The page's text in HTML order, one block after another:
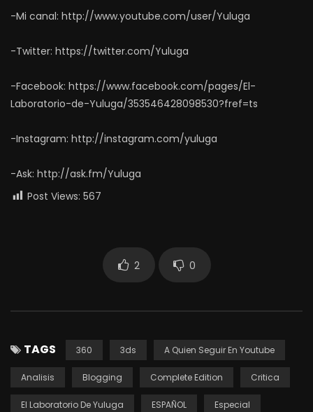
-Mi canal: http://www.youtube.com/user/Yuluga
-Twitter: https://twitter.com/Yuluga
-Facebook: https://www.facebook.com/pages/El-
Laboratorio-de-Yuluga/353546428098530?fref=ts
-Instagram: http://instagram.com/yuluga
-Ask: http://ask.fm/Yuluga
Post Views: 567
2 0
TAGS 360 3ds A Quien Seguir En Youtube
Analisis Blogging Complete Edition Critica
El Laboratorio De Yuluga ESPAÑOL Especial